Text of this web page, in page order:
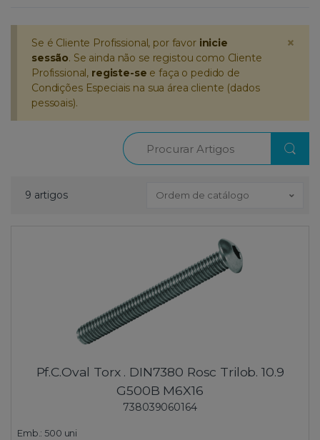
×
Se é Cliente Profissional, por favor inicie
sessão. Se ainda não se registou como Cliente
Profissional, registe-se e faça o pedido de
Condições Especiais na sua área cliente (dados
pessoais).
Procurar
9 artigos Ordem de catálogo
Pf.C.Oval Torx . DIN7380 Rosc Trilob. 10.9
G500B M6X16
738039060164
Emb.:500 uni